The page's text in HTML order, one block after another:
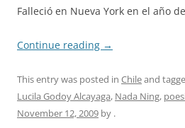
Falleció en Nueva York en el año
Continue reading →
This entry was posted in Chileand
Lucila Godoy Alcayaga, Nada Ning,
November 12, 2009 by .